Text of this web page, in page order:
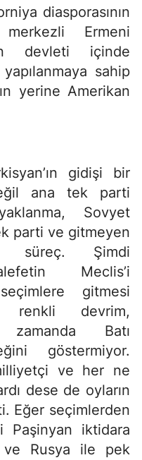
diasporasının
merkezli Ermeni
devleti içinde
sahip
yerine Amerikan
gidişi bir
ana tek parti
Sovyet
parti ve gitmeyen
süreç. Şimdi
Meclis’i
gitmesi
renkli devrim,
zamanda Batı
göstermiyor.
ve her ne
dese de oyların
Eğer seçimlerden
Paşinyan iktidara
Rusya ile pek